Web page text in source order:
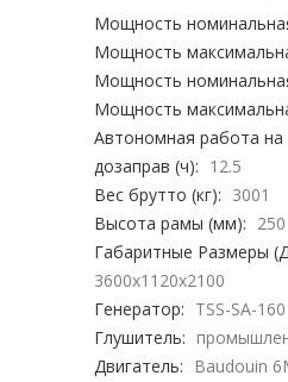
Мощность
Мощность
Мощность
Мощность
Автономная работа на
дозаправ (ч): 12.5
Вес брутто (кг): 3001
Высота рамы (мм): 250
Габаритные Размеры
3600x1120x2100
Генератор: TSS-SA-160
Глушитель:
Двигатель:
Baudouin